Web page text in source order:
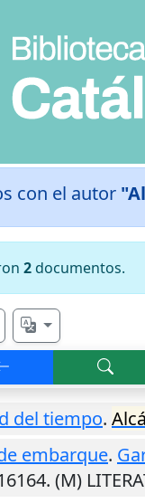
con el autor
2documentos.
del tiempo.
embarque.
(M)